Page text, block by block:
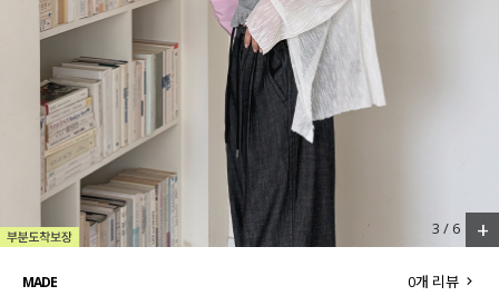
MADE
세트할인 ~30%
하객룩
살안타템
110사이즈
니트
블라우스
원피스
팬츠
스커트 3 / 6 +
MADE 0개 리뷰